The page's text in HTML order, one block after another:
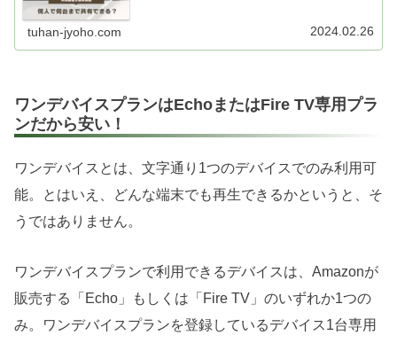
tuhan-jyoho.com 2024.02.26
ワンデバイスプランはEchoまたはFire TV専用プラ
ンだから安い！
ワンデバイスとは、文字通り1つのデバイスでのみ利用可
能。とはいえ、どんな端末でも再生できるかというと、そ
うではありません。
ワンデバイスプランで利用できるデバイスは、Amazonが
販売する「Echo」もしくは「Fire TV」のいずれか1つの
み。ワンデバイスプランを登録しているデバイス1台専用